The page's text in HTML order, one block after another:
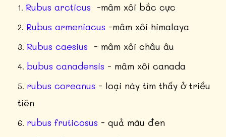
Rubus arcticus -mâm xôi bắc cực
Rubus armeniacus -mâm xôi himalaya
Rubus caesius - mâm xôi châu âu
bubus canadensis - mâm xôi canada
rubus coreanus - loại này tìm thấy ở triều
tiên
rubus fruticosus - quả màu đen